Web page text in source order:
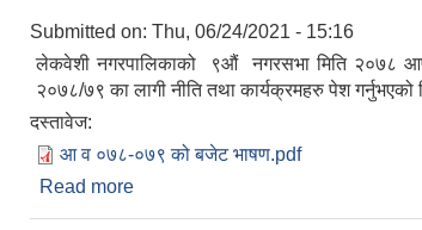
Submitted on: Thu, 06/24/2021 - 15:16
लेकवेशी नगरपालिकाको ९औं नगरसभा मिति २०७८
२०७८/७९ का लागी नीति तथा कार्यक्रमहरु पेश गर्नुभएको
दस्तावेज:
आ व ०७८-०७९ को बजेट भाषण.pdf
Read more